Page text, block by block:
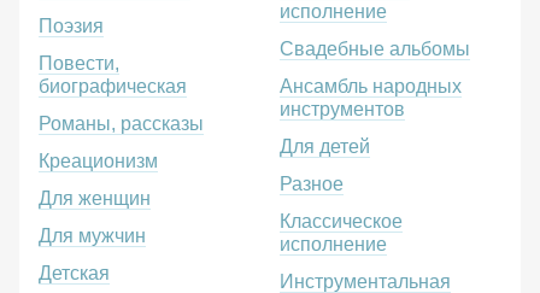
Поэзия
Повести,
биографическая
Романы, рассказы
Креационизм
Для женщин
Для мужчин
Детская
исполнение
Свадебные альбомы
Ансамбль народных
инструментов
Для детей
Разное
Классическое
исполнение
Инструментальная